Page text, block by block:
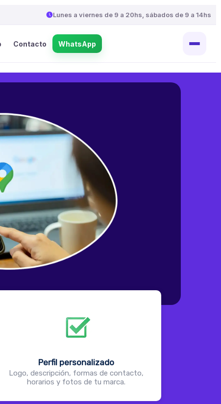
Lunes a viernes de 9 a 20hs, sábados de 9 a 14hs
Contacto WhatsApp
Perfil personalizado
Logo, descripción, formas de contacto,
horarios y fotos de tu marca.